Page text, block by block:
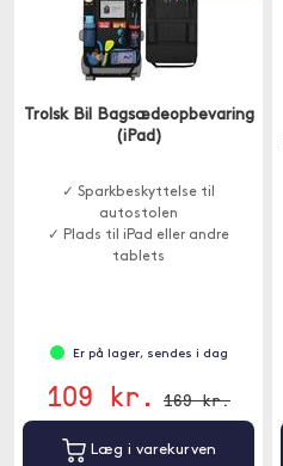
Trolsk Bil Bagsædeopbevaring
(iPad)
✓ Sparkbeskyttelse til
autostolen
✓ Plads til iPad eller andre
tablets
Er på lager, sendes i dag
109 kr. 169 kr.
Læg i varekurven